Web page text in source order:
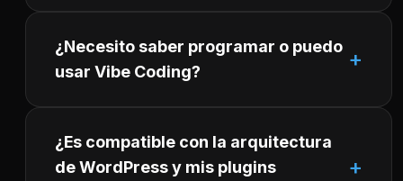
¿Necesito saber programar o puedo
usar Vibe Coding?
¿Es compatible con la arquitectura
de WordPress y mis plugins